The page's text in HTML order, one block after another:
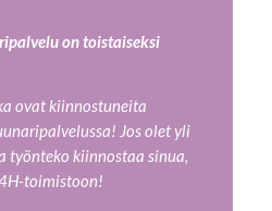
on toistaiseksi
ovat kiinnostuneita
Jos olet yli
työnteko kiinnostaa sinua,
toimistoon!